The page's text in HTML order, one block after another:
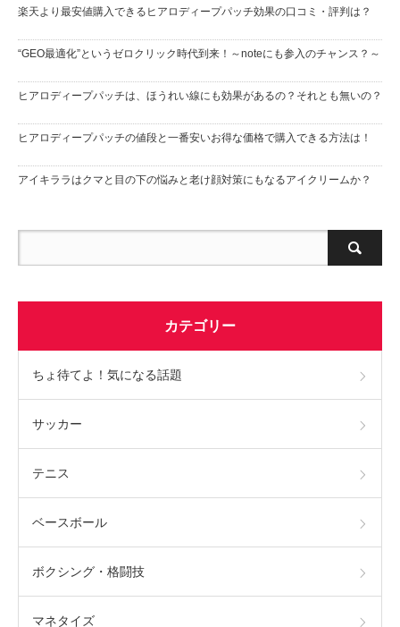
楽天より最安値購入できるヒアロディープパッチ効果の口コミ・評判は？
“GEO最適化”というゼロクリック時代到来！～noteにも参入のチャンス？～
ヒアロディープパッチは、ほうれい線にも効果があるの？それとも無いの？
ヒアロディープパッチの値段と一番安いお得な価格で購入できる方法は！
アイキララはクマと目の下の悩みと老け顔対策にもなるアイクリームか？
カテゴリー
ちょ待てよ！気になる話題
サッカー
テニス
ベースボール
ボクシング・格闘技
マネタイズ